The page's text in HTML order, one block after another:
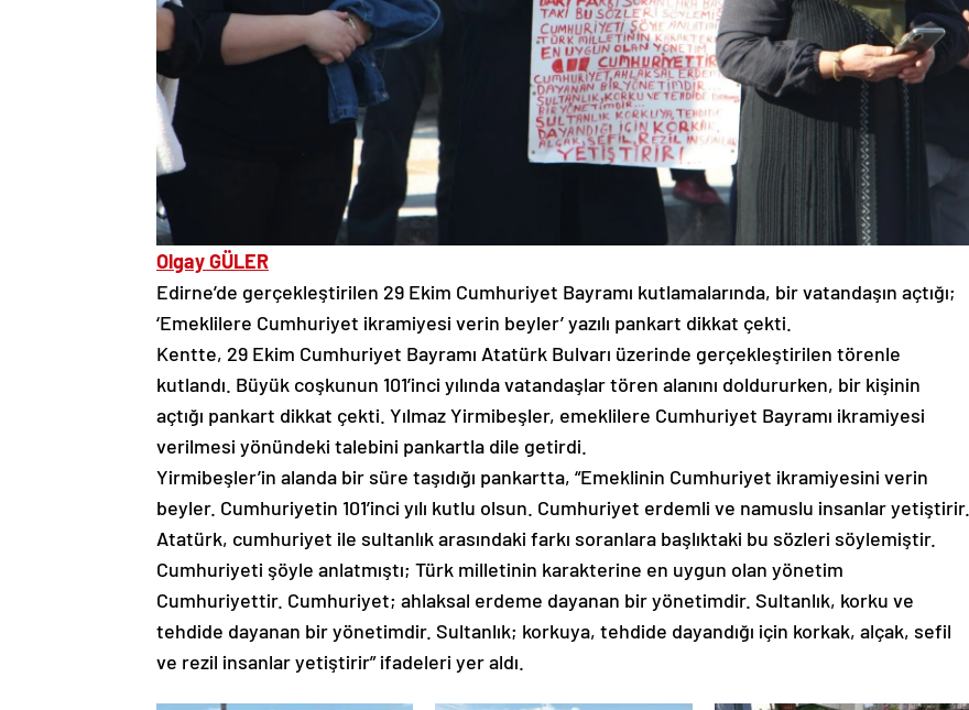
Olgay GÜLER
Edirne’de gerçekleştirilen 29 Ekim Cumhuriyet Bayramı kutlamalarında, bir vatandaşın açtığı;
‘Emeklilere Cumhuriyet ikramiyesi verin beyler’ yazılı pankart dikkat çekti.
Kentte, 29 Ekim Cumhuriyet Bayramı Atatürk Bulvarı üzerinde gerçekleştirilen törenle
kutlandı. Büyük coşkunun 101’inci yılında vatandaşlar tören alanını doldururken, bir kişinin
açtığı pankart dikkat çekti. Yılmaz Yirmibeşler, emeklilere Cumhuriyet Bayramı ikramiyesi
verilmesi yönündeki talebini pankartla dile getirdi.
Yirmibeşler’in alanda bir süre taşıdığı pankartta, “Emeklinin Cumhuriyet ikramiyesini verin
beyler. Cumhuriyetin 101’inci yılı kutlu olsun. Cumhuriyet erdemli ve namuslu insanlar yetiştirir.
Atatürk, cumhuriyet ile sultanlık arasındaki farkı soranlara başlıktaki bu sözleri söylemiştir.
Cumhuriyeti şöyle anlatmıştı; Türk milletinin karakterine en uygun olan yönetim
Cumhuriyettir. Cumhuriyet; ahlaksal erdeme dayanan bir yönetimdir. Sultanlık, korku ve
tehdide dayanan bir yönetimdir. Sultanlık; korkuya, tehdide dayandığı için korkak, alçak, sefil
ve rezil insanlar yetiştirir” ifadeleri yer aldı.